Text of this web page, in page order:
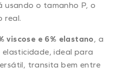
usando o tamanho P, o
real.
viscose e 6% elastano, a
ideal para
transita bem entre